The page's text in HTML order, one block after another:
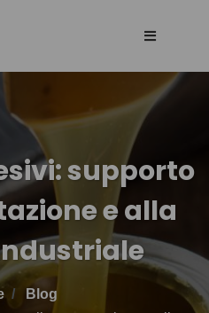
supporto
e alla
Blog